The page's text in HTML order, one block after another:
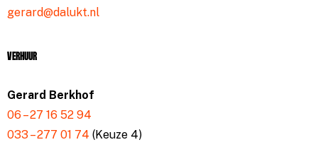
gerard@dalukt.nl
Verhuur
Gerard Berkhof
06 – 27 16 52 94
033 – 277 01 74 (Keuze 4)